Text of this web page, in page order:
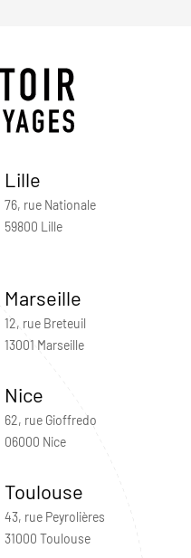
Lille
76, rue Nationale
59800 Lille
Marseille
12, rue Breteuil
13001 Marseille
Nice
62, rue Gioffredo
06000 Nice
Toulouse
43, rue Peyrolières
31000 Toulouse